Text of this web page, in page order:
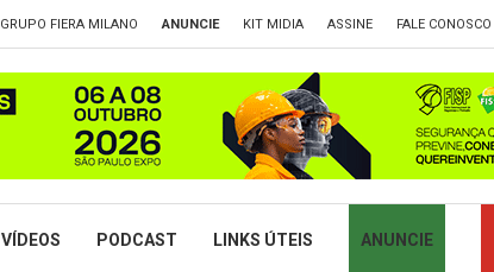
GRUPO FIERA MILANO ANUNCIE KIT MIDIA ASSINE FALE CONOSCO
VÍDEOS PODCAST LINKS ÚTEIS ANUNCIE